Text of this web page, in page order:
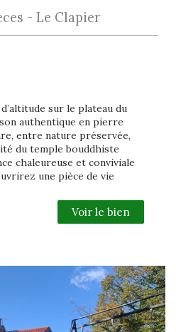
- Le Clapier
sur le plateau du
authentique en pierre
entre nature préservée,
du temple bouddhiste
chaleureuse et conviviale
une pièce de vie
Voir le bien